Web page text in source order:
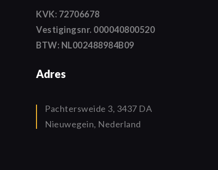
KVK: 72706678
Vestigingsnr. 000040800520
BTW: NL002488984B09
Adres
Pachtersweide 3, 3437 DA
Nieuwegein, Nederland